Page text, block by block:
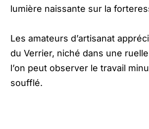
lumière naissante sur la
Les amateurs d’artisanat
du Verrier, niché dans une
l’on peut observer le travail
soufflé.